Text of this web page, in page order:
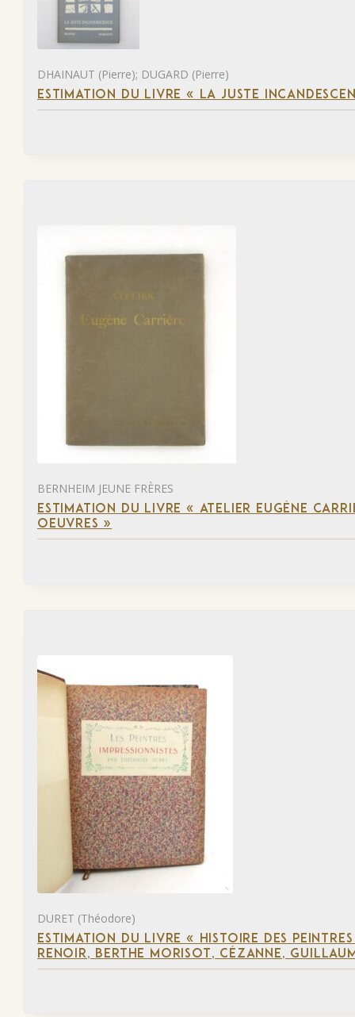
DHAINAUT (Pierre); DUGARD (Pierre)
ESTIMATION DU LIVRE « LA JUSTE
BERNHEIM JEUNE FRÈRES
ESTIMATION DU LIVRE « ATELIER EUGÈNE
OEUVRES »
DURET (Théodore)
ESTIMATION DU LIVRE « HISTOIRE DES
RENOIR, BERTHE MORISOT, CÉZANNE,